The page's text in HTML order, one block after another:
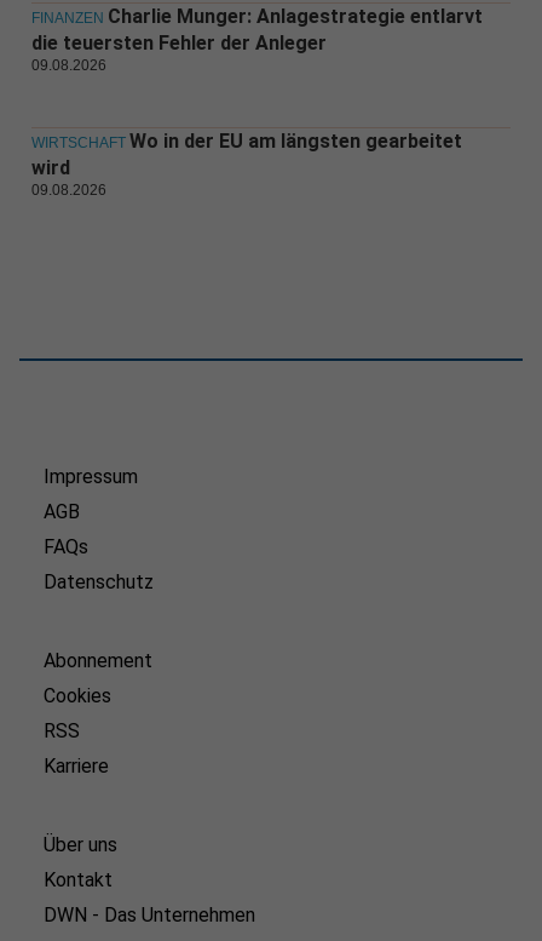
FINANZEN Charlie Munger: Anlagestrategie entlarvt
die teuersten Fehler der Anleger
09.08.2026
WIRTSCHAFT Wo in der EU am längsten gearbeitet
wird
09.08.2026
Impressum
AGB
FAQs
Datenschutz
Abonnement
Cookies
RSS
Karriere
Über uns
Kontakt
DWN - Das Unternehmen